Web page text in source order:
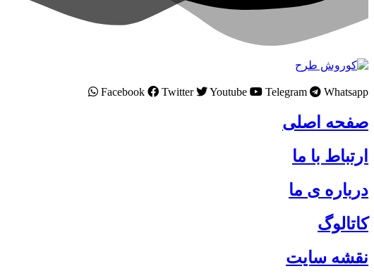
Facebook Twitter Youtube Telegram Whatsapp
صفحه اصلی
ارتباط با ما
درباره ی ما
کاتالوگ
نقشه سایت